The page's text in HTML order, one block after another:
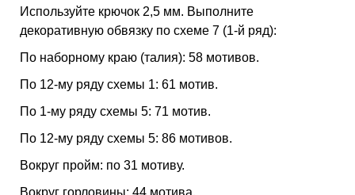
Используйте крючок 2,5 мм. Выполните
декоративную обвязку по схеме 7 (1-й ряд):
По наборному краю (талия): 58 мотивов.
По 12-му ряду схемы 1: 61 мотив.
По 1-му ряду схемы 5: 71 мотив.
По 12-му ряду схемы 5: 86 мотивов.
Вокруг пройм: по 31 мотиву.
Вокруг горловины: 44 мотива.